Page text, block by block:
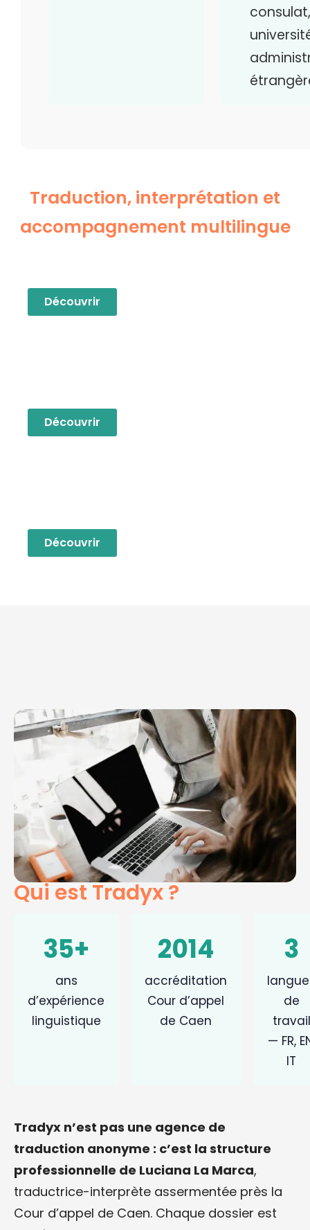
consulat,
Traduction, interprétation et
accompagnement multilingue
Découvrir
Découvrir
Découvrir
Qui est Tradyx ?
35+
ans
d’expérience
linguistique
2014
accréditation
Cour d’appel
de Caen
3
de
travail
— FR,
IT
Tradyx n’est pas une agence de
traduction anonyme : c’est la structure
professionnelle de Luciana La Marca,
traductrice-interprète assermentée près la
Cour d’appel de Caen. Chaque dossier est